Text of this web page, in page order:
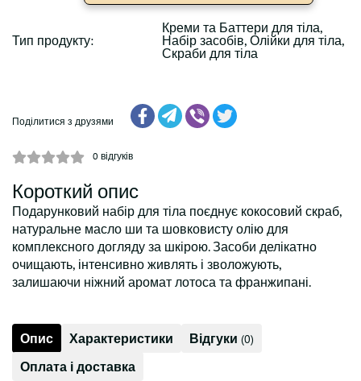
Тип продукту:
Креми та Баттери для тіла,
Набір засобів, Олійки для тіла,
Скраби для тіла
Поділитися з друзями
0 відгуків
Короткий опис
Подарунковий набір для тіла поєднує кокосовий скраб,
натуральне масло ши та шовковисту олію для
комплексного догляду за шкірою. Засоби делікатно
очищають, інтенсивно живлять і зволожують,
залишаючи ніжний аромат лотоса та франжипані.
Опис Характеристики Відгуки (0)
Оплата і доставка